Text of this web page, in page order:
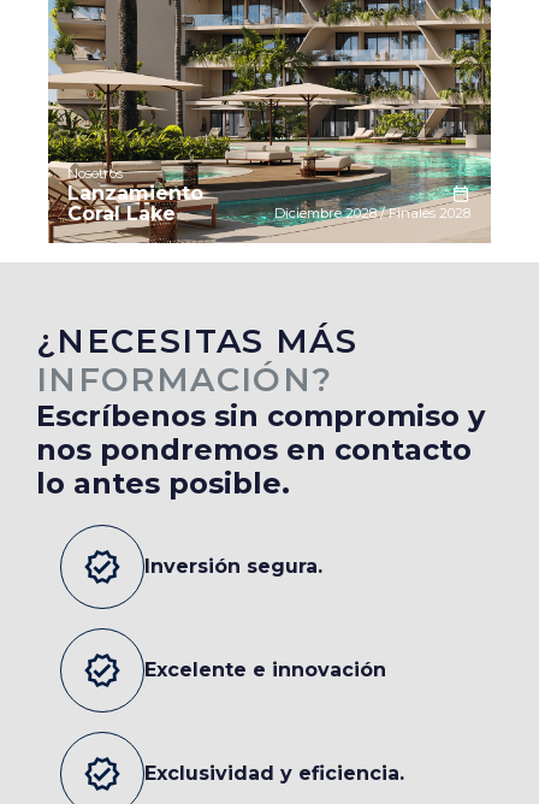
Nosotros
Lanzamiento
Coral Lake
Diciembre 2028 / Finales 2028
¿‍‍NECESITAS MÁS
INFORMACIÓN?
Escríbenos sin compromiso y
nos pondremos en contacto
lo antes posible.
verified Inversión segura.
verified Excelente e innovación
verified Exclusividad y eficiencia.